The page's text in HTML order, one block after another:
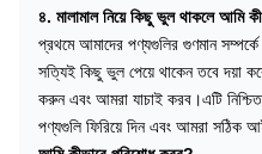
৪. মালামাল নিয়ে কিছু ভুল থাকলে আমি
প্রথমে আমাদের পণ্যগুলির গুণমান
সত্যিই কিছু ভুল পেয়ে থাকেন তবে দয়া
করুন এবং আমরা যাচাই করব।এটি
পণ্যগুলি ফিরিয়ে দিন এবং আমরা সঠিক